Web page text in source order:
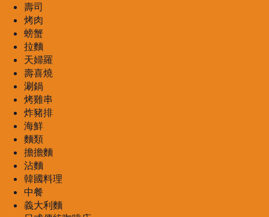
壽司
烤肉
螃蟹
拉麵
天婦羅
壽喜燒
涮鍋
烤雞串
炸豬排
海鮮
麵類
擔擔麵
沾麵
韓國料理
中餐
義大利麵